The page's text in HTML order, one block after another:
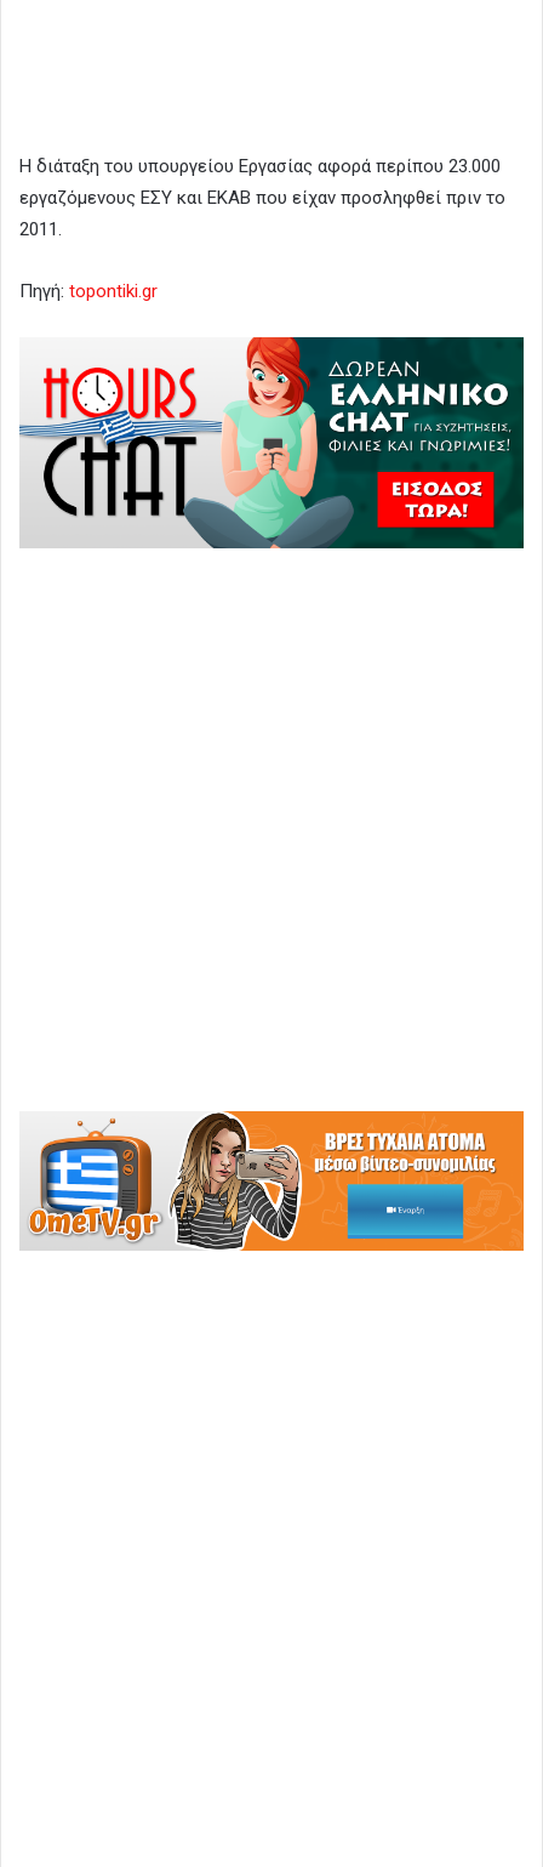
Η διάταξη του υπουργείου Εργασίας αφορά περίπου 23.000
εργαζόμενους ΕΣΥ και ΕΚΑΒ που είχαν προσληφθεί πριν το
2011.
Πηγή: topontiki.gr